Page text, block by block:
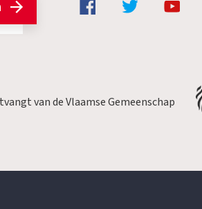
van de Vlaamse Gemeenschap